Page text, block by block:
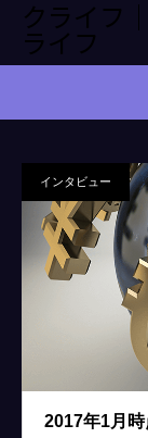
クライフ
ライフ
インタビュー
2017年1月